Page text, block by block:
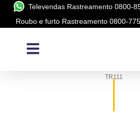
Televendas Rastreamento 0800-
Roubo e furto Rastreamento 0800-
TR111